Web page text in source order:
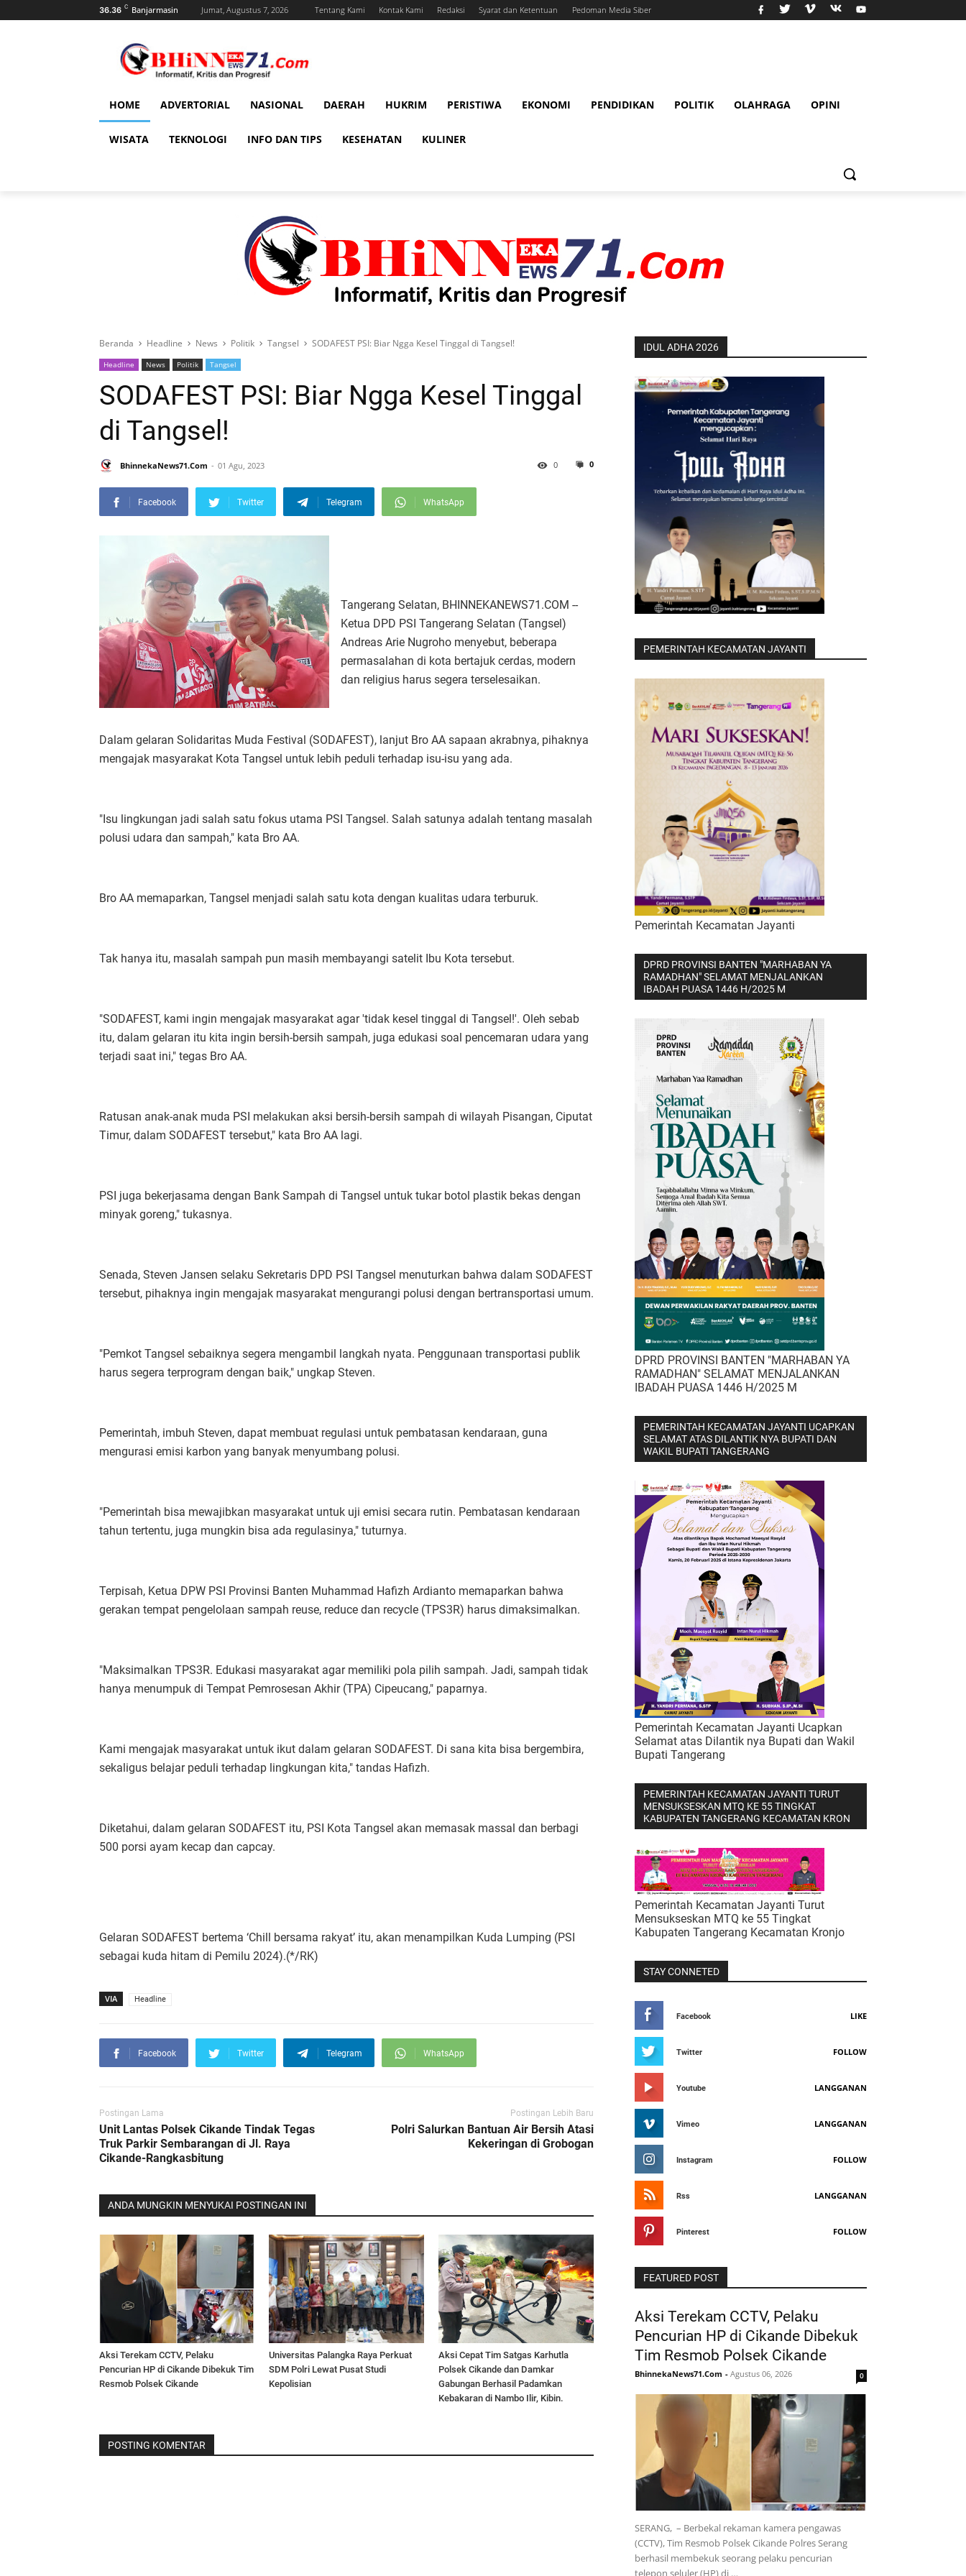
36.36 C Banjarmasin Jumat, Augustus 7, 2026 Tentang Kami Kontak Kami Redaksi Syarat dan Ketentuan Pedoman Media Siber
HOME ADVERTORIAL NASIONAL DAERAH HUKRIM PERISTIWA EKONOMI PENDIDIKAN POLITIK OLAHRAGA OPINI
WISATA TEKNOLOGI INFO DAN TIPS KESEHATAN KULINER
Beranda Headline News Politik Tangsel SODAFEST PSI: Biar Ngga Kesel Tinggal di Tangsel!
Headline News Politik Tangsel
SODAFEST PSI: Biar Ngga Kesel Tinggal
di Tangsel!
BhinnekaNews71.Com 01 Agu, 2023 0
0
Facebook Twitter Telegram WhatsApp
Tangerang Selatan, BHINNEKANEWS71.COM --
Ketua DPD PSI Tangerang Selatan (Tangsel)
Andreas Arie Nugroho menyebut, beberapa
permasalahan di kota bertajuk cerdas, modern
dan religius harus segera terselesaikan.
Dalam gelaran Solidaritas Muda Festival (SODAFEST), lanjut Bro AA sapaan akrabnya, pihaknya
mengajak masyarakat Kota Tangsel untuk lebih peduli terhadap isu-isu yang ada.
"Isu lingkungan jadi salah satu fokus utama PSI Tangsel. Salah satunya adalah tentang masalah
polusi udara dan sampah," kata Bro AA.
Bro AA memaparkan, Tangsel menjadi salah satu kota dengan kualitas udara terburuk.
Tak hanya itu, masalah sampah pun masih membayangi satelit Ibu Kota tersebut.
"SODAFEST, kami ingin mengajak masyarakat agar 'tidak kesel tinggal di Tangsel!'. Oleh sebab
itu, dalam gelaran itu kita ingin bersih-bersih sampah, juga edukasi soal pencemaran udara yang
terjadi saat ini," tegas Bro AA.
Ratusan anak-anak muda PSI melakukan aksi bersih-bersih sampah di wilayah Pisangan, Ciputat
Timur, dalam SODAFEST tersebut," kata Bro AA lagi.
PSI juga bekerjasama dengan Bank Sampah di Tangsel untuk tukar botol plastik bekas dengan
minyak goreng," tukasnya.
Senada, Steven Jansen selaku Sekretaris DPD PSI Tangsel menuturkan bahwa dalam SODAFEST
tersebut, pihaknya ingin mengajak masyarakat mengurangi polusi dengan bertransportasi umum.
"Pemkot Tangsel sebaiknya segera mengambil langkah nyata. Penggunaan transportasi publik
harus segera terprogram dengan baik," ungkap Steven.
Pemerintah, imbuh Steven, dapat membuat regulasi untuk pembatasan kendaraan, guna
mengurasi emisi karbon yang banyak menyumbang polusi.
"Pemerintah bisa mewajibkan masyarakat untuk uji emisi secara rutin. Pembatasan kendaraan
tahun tertentu, juga mungkin bisa ada regulasinya," tuturnya.
Terpisah, Ketua DPW PSI Provinsi Banten Muhammad Hafizh Ardianto memaparkan bahwa
gerakan tempat pengelolaan sampah reuse, reduce dan recycle (TPS3R) harus dimaksimalkan.
"Maksimalkan TPS3R. Edukasi masyarakat agar memiliki pola pilih sampah. Jadi, sampah tidak
hanya menumpuk di Tempat Pemrosesan Akhir (TPA) Cipeucang," paparnya.
Kami mengajak masyarakat untuk ikut dalam gelaran SODAFEST. Di sana kita bisa bergembira,
sekaligus belajar peduli terhadap lingkungan kita," tandas Hafizh.
Diketahui, dalam gelaran SODAFEST itu, PSI Kota Tangsel akan memasak massal dan berbagi
500 porsi ayam kecap dan capcay.
Gelaran SODAFEST bertema ‘Chill bersama rakyat’ itu, akan menampilkan Kuda Lumping (PSI
sebagai kuda hitam di Pemilu 2024).(*/RK)
VIA Headline
Facebook Twitter Telegram WhatsApp
Postingan Lama
Unit Lantas Polsek Cikande Tindak Tegas
Truk Parkir Sembarangan di Jl. Raya
Cikande-Rangkasbitung
Postingan Lebih Baru
Polri Salurkan Bantuan Air Bersih Atasi
Kekeringan di Grobogan
ANDA MUNGKIN MENYUKAI POSTINGAN INI
Aksi Terekam CCTV, Pelaku
Pencurian HP di Cikande Dibekuk Tim
Resmob Polsek Cikande
Universitas Palangka Raya Perkuat
SDM Polri Lewat Pusat Studi
Kepolisian
Aksi Cepat Tim Satgas Karhutla
Polsek Cikande dan Damkar
Gabungan Berhasil Padamkan
Kebakaran di Nambo Ilir, Kibin.
POSTING KOMENTAR
IDUL ADHA 2026
PEMERINTAH KECAMATAN JAYANTI
Pemerintah Kecamatan Jayanti
DPRD PROVINSI BANTEN "MARHABAN YA
RAMADHAN" SELAMAT MENJALANKAN
IBADAH PUASA 1446 H/2025 M
DPRD PROVINSI BANTEN "MARHABAN YA
RAMADHAN" SELAMAT MENJALANKAN
IBADAH PUASA 1446 H/2025 M
PEMERINTAH KECAMATAN JAYANTI UCAPKAN
SELAMAT ATAS DILANTIK NYA BUPATI DAN
WAKIL BUPATI TANGERANG
Pemerintah Kecamatan Jayanti Ucapkan
Selamat atas Dilantik nya Bupati dan Wakil
Bupati Tangerang
PEMERINTAH KECAMATAN JAYANTI TURUT
MENSUKSESKAN MTQ KE 55 TINGKAT
KABUPATEN TANGERANG KECAMATAN KRON
Pemerintah Kecamatan Jayanti Turut
Mensukseskan MTQ ke 55 Tingkat
Kabupaten Tangerang Kecamatan Kronjo
STAY CONNETED
Facebook LIKE
Twitter FOLLOW
Youtube LANGGANAN
Vimeo LANGGANAN
Instagram FOLLOW
Rss LANGGANAN
Pinterest FOLLOW
FEATURED POST
Aksi Terekam CCTV, Pelaku
Pencurian HP di Cikande Dibekuk
Tim Resmob Polsek Cikande
BhinnekaNews71.Com - Agustus 06, 2026 0
SERANG, – Berbekal rekaman kamera pengawas
(CCTV), Tim Resmob Polsek Cikande Polres Serang
berhasil membekuk seorang pelaku pencurian
telepon seluler (HP) di …